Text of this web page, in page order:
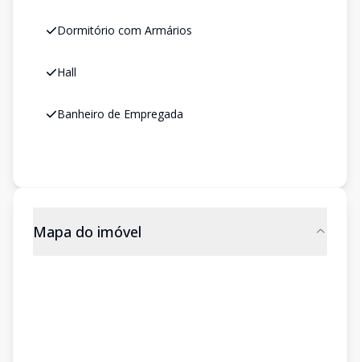
Dormitório com Armários
Hall
Banheiro de Empregada
Mapa do imóvel